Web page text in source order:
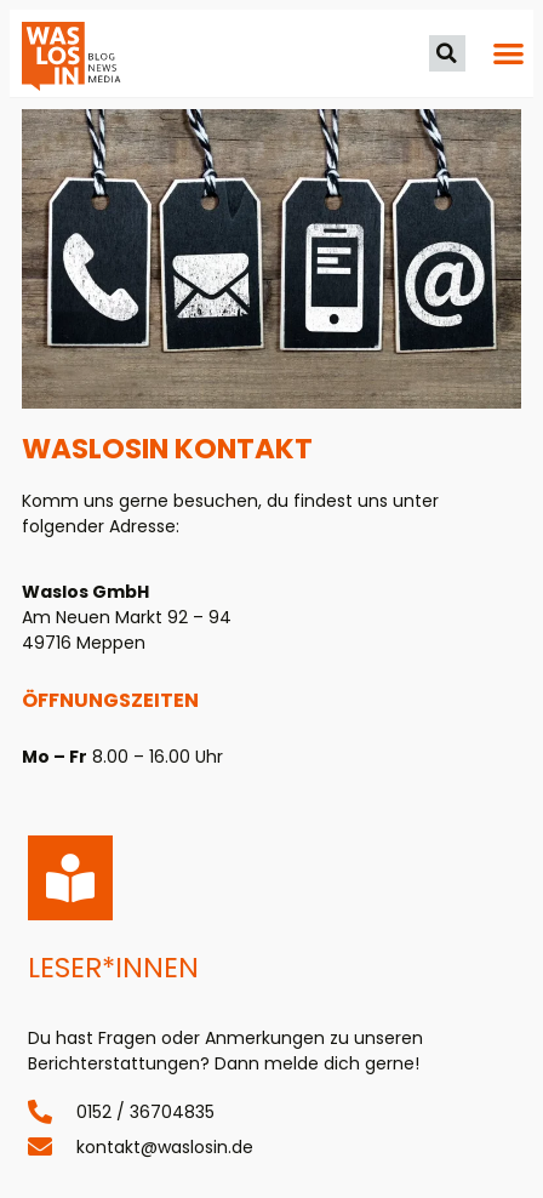
WASLOSIN KONTAKT
Komm uns gerne besuchen, du findest uns unter
folgender Adresse:
Waslos GmbH
Am Neuen Markt 92 – 94
49716 Meppen
ÖFFNUNGSZEITEN
Mo – Fr 8.00 – 16.00 Uhr
LESER*INNEN
Du hast Fragen oder Anmerkungen zu unseren
Berichterstattungen? Dann melde dich gerne!
0152 / 36704835
kontakt@waslosin.de